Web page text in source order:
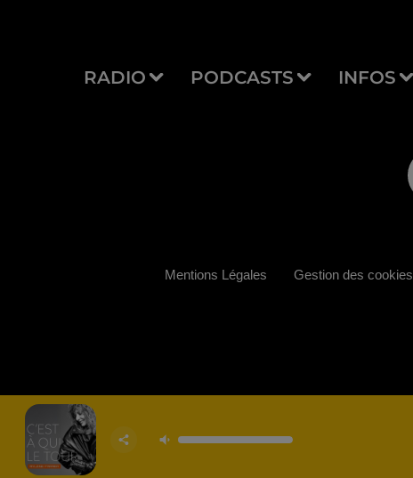
RADIO PODCASTS INFOS
Mentions Légales Gestion des cookies